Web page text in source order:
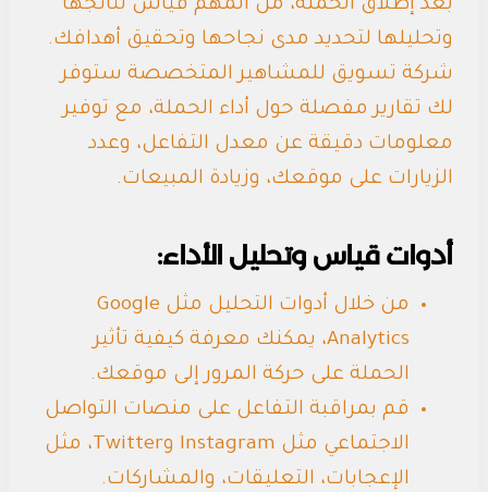
بعد إطلاق الحملة، من المهم قياس نتائجها
وتحليلها لتحديد مدى نجاحها وتحقيق أهدافك.
شركة تسويق للمشاهير المتخصصة ستوفر
لك تقارير مفصلة حول أداء الحملة، مع توفير
معلومات دقيقة عن معدل التفاعل، وعدد
الزيارات على موقعك، وزيادة المبيعات.
أدوات قياس وتحليل الأداء:
من خلال أدوات التحليل مثل Google
Analytics، يمكنك معرفة كيفية تأثير
الحملة على حركة المرور إلى موقعك.
قم بمراقبة التفاعل على منصات التواصل
الاجتماعي مثل Instagram وTwitter، مثل
الإعجابات، التعليقات، والمشاركات.